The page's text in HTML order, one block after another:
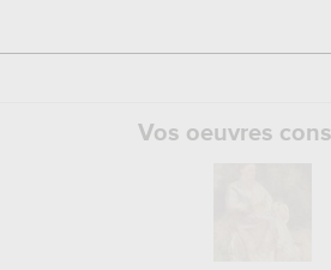
Vos oeuvres